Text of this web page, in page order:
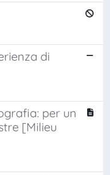
di
per un
[Milieu